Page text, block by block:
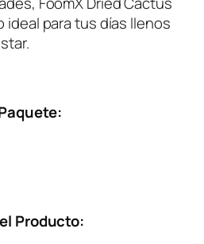
x
3
d
ideal para tus días llenos
Producto: